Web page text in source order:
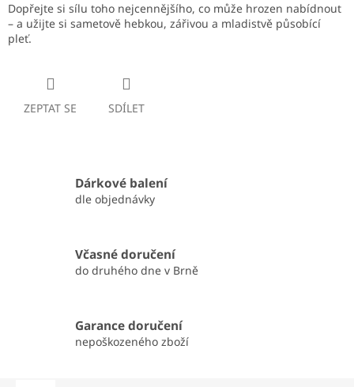
Dopřejte si sílu toho nejcennějšího, co může hrozen nabídnout
– a užijte si sametově hebkou, zářivou a mladistvě působící
pleť.
ZEPTAT SE SDÍLET
Dárkové balení
dle objednávky
Včasné doručení
do druhého dne v Brně
Garance doručení
nepoškozeného zboží